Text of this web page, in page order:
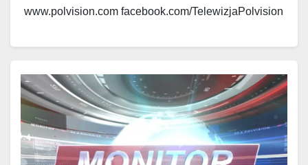
www.polvision.com facebook.com/TelewizjaPolvision